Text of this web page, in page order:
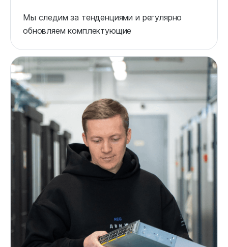
Мы следим за тенденциями и регулярно
обновляем комплектующие